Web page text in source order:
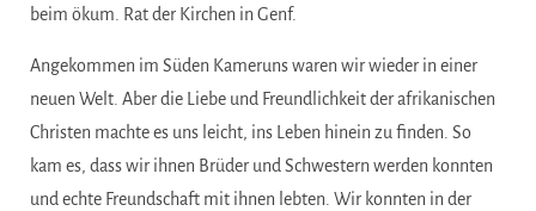
beim ökum. Rat der Kirchen in Genf.
Angekommen im Süden Kameruns waren wir wieder in einer
neuen Welt. Aber die Liebe und Freundlichkeit der afrikanischen
Christen machte es uns leicht, ins Leben hinein zu finden. So
kam es, dass wir ihnen Brüder und Schwestern werden konnten
und echte Freundschaft mit ihnen lebten. Wir konnten in der